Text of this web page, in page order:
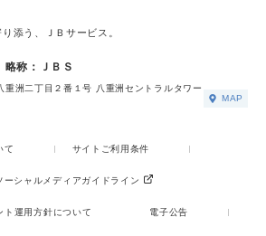
り添う、ＪＢサービス。
称：ＪＢＳ
洲二丁目２番１号 八重洲セントラルタワー
MAP
て サイトご利用条件
ーシャルメディアガイドライン
ト運用方針について 電子公告